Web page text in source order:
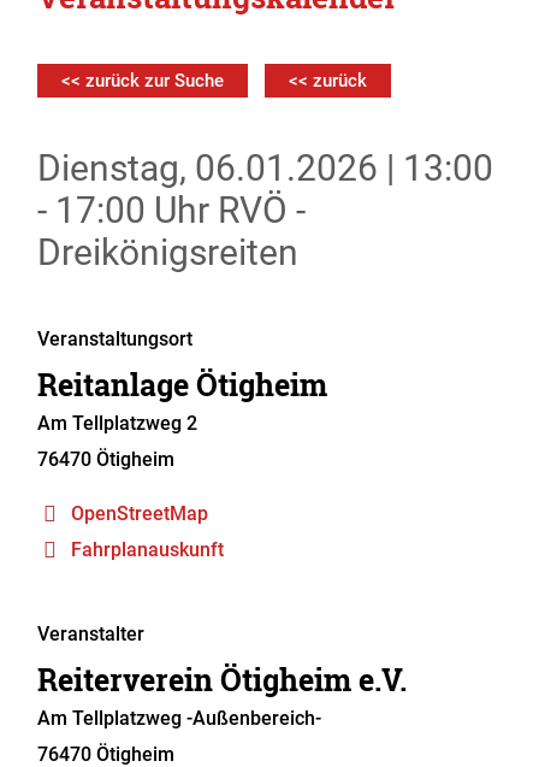
<< zurück zur Suche << zurück
Dienstag, 06.01.2026 | 13:00
- 17:00 Uhr RVÖ -
Dreikönigsreiten
Veranstaltungsort
Reitanlage Ötigheim
Am Tellplatzweg 2
76470 Ötigheim
OpenStreetMap
Fahrplanauskunft
Veranstalter
Reiterverein Ötigheim e.V.
Am Tellplatzweg -Außenbereich-
76470 Ötigheim